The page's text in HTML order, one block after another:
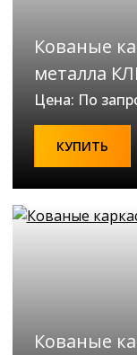
Кованые
металла
Цена: По
КУПИТЬ
Кованые